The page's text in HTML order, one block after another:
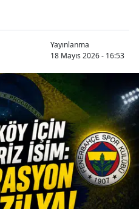
Yayınlanma
18 Mayıs 2026 - 16:53